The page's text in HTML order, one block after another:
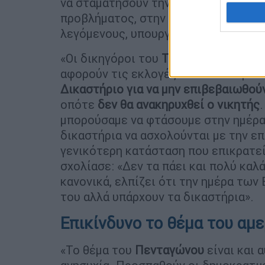
προβλήματος, στην επιβεβαίωση
λεγόμενους, υπουργούς εξωτερικών
«Οι δικηγόροι του Τραμπ
αφορούν τις εκλογές αλλά το
Δικαστήριο για να μην
οπότε δεν θα ανακηρυχθεί ο νικητής
μπορούσαμε να φτάσουμε στην
δικαστήρια να ασχολούνται με την
γενικότερη κατάσταση που
σχολίασε: «Δεν τα πάει και πολύ
κανονικά, ελπίζει ότι την ημέρα
του αλλά υπάρχουν τα δικαστήρια».
Επικίνδυνο το θέμα του
«Το θέμα του Πενταγώνου είναι και